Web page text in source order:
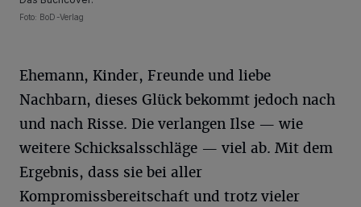
Foto: BoD-Verlag
Ehemann, Kinder, Freunde und liebe
Nachbarn, dieses Glück bekommt jedoch nach
und nach Risse. Die verlangen Ilse — wie
weitere Schicksalsschläge — viel ab. Mit dem
Ergebnis, dass sie bei aller
Kompromissbereitschaft und trotz vieler